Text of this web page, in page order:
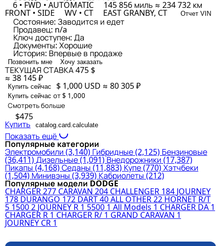
6 • FWD • AUTOMATIC 145 856 миль ≈ 234 732 км
FRONT • SIDE WV • CT EAST GRANBY, CT Отчет VIN
Состояние: Заводится и едет
Продавец: n/a
Ключ доступен: Да
Документы: Хорошие
История: Впервые в продаже
Позвонить мне Хочу заказать
ТЕКУЩАЯ СТАВКА475 $
≈ 38 145 ₽
Купить сейчас $ 1,000 USD ≈ 80 305 ₽
Купить сейчас от $ 1,000
Смотреть больше
$475
Купить catalog.card.calculate
Показать ещё
Популярные категории
Электромобили (3,140) Гибридные(2,125) Бензиновые
(36,411)Дизельные(1,091) Внедорожники (17,387)
Пикапы (4,168)Седаны (11,883) Купе(770)Хэтчбеки
(1,504) Минивэны (3,939) Кабриолеты (212)
Популярные модели DODGE
CHARGER277 CARAVAN 204 CHALLENGER 184 JOURNEY
178 DURANGO 172 DART40ALL OTHER22 HORNET R/T
5 15002 JOURNEY R 1 5500 1 All Models 1 CHARGER DA 1
CHARGER R 1 CHARGER R/ 1 GRAND CARAVAN 1
JOURNEY CR 1